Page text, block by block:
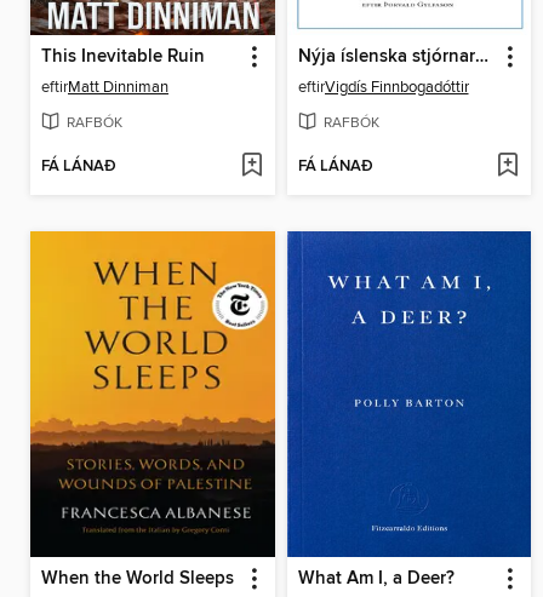
This Inevitable Ruin
eftirMatt Dinniman
RAFBÓK
FÁ LÁNAÐ
Nýja íslenska stjórnarskráin: 2. útgáfa
eftirVigdís Finnbogadóttir
RAFBÓK
FÁ LÁNAÐ
When the World Sleeps What Am I, a Deer?